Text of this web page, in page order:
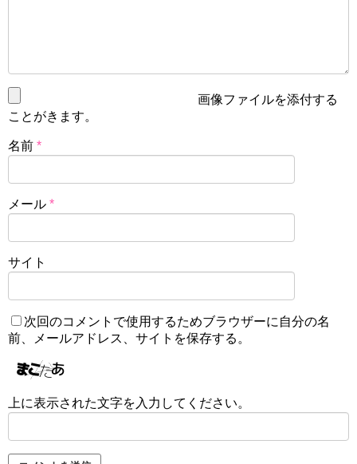
画像ファイルを添付する
ことがきます。
名前 *
メール *
サイト
次回のコメントで使用するためブラウザーに自分の名
前、メールアドレス、サイトを保存する。
上に表示された文字を入力してください。